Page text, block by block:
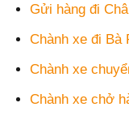
Gửi hàng đi
Chành xe đi Bà
Chành xe
Chành xe chở